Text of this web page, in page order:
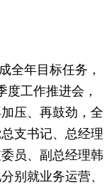
全年目标任务，
度工作推进会，
压、再鼓劲，全
支书记、总经理
员、副总经理韩
别就业务运营、